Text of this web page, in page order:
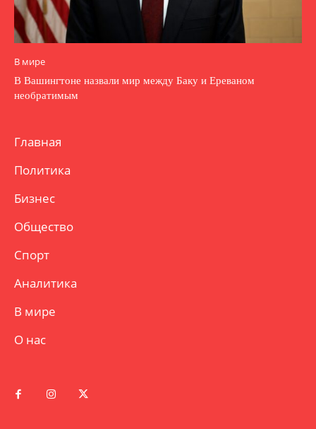
В мире
В Вашингтоне назвали мир между Баку и Ереваном
необратимым
Главная
Политика
Бизнес
Общество
Спорт
Аналитика
В мире
О нас